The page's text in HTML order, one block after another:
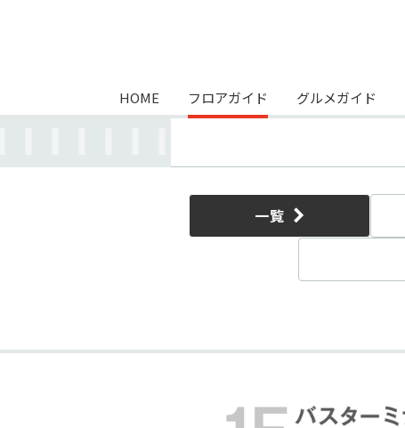
HOME フロアガイド グルメガイド
一覧